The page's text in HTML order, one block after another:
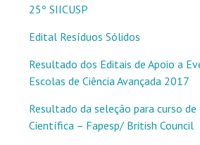
25º SIICUSP
Edital Resíduos Sólidos
Resultado dos Editais de Apoio a
Escolas de Ciência Avançada 2017
Resultado da seleção para curso de
Científica – Fapesp/ British Council